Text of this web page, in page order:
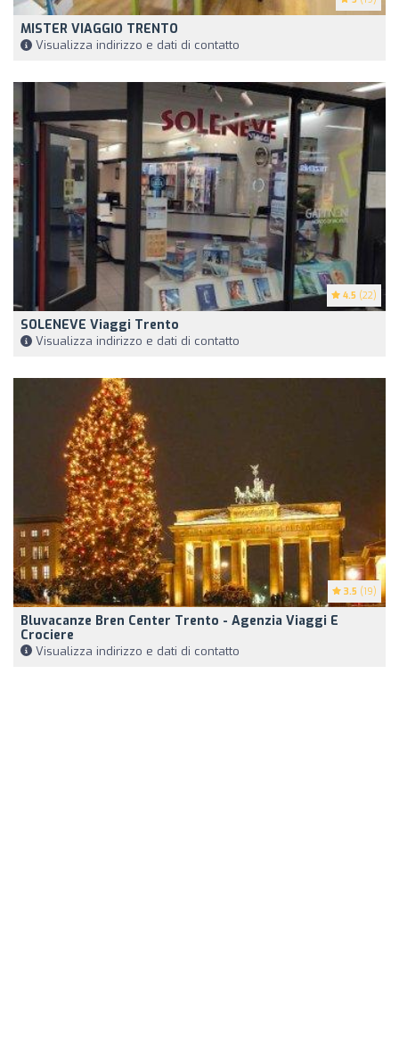
MISTER VIAGGIO TRENTO
Visualizza indirizzo e dati di contatto
4.5 (22)
SOLENEVE Viaggi Trento
Visualizza indirizzo e dati di contatto
3.5 (19)
Bluvacanze Bren Center Trento - Agenzia Viaggi E
Crociere
Visualizza indirizzo e dati di contatto